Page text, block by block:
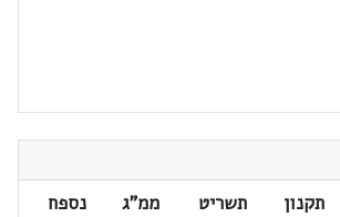
תקנון תשריט ממ"ג
נספח